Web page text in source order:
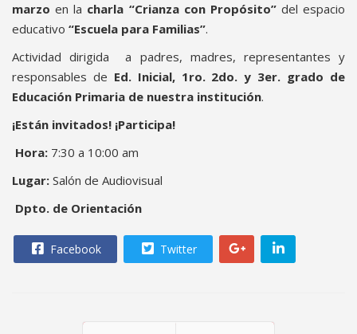
marzo en la charla “Crianza con Propósito” del espacio
educativo “Escuela para Familias”.
Actividad dirigida a padres, madres, representantes y
responsables de Ed. Inicial, 1ro. 2do. y 3er. grado de
Educación Primaria de nuestra institución.
¡Están invitados! ¡Participa!
Hora: 7:30 a 10:00 am
Lugar: Salón de Audiovisual
Dpto. de Orientación
Facebook Twitter